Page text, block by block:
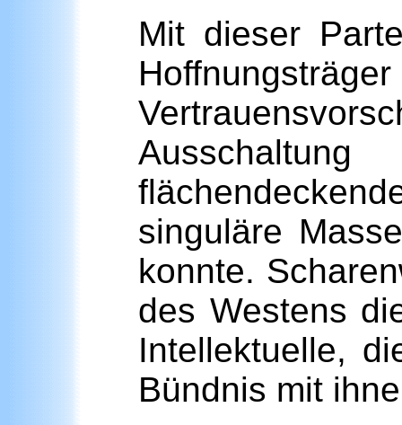
Mit dieser
singuläre
konnte.
des Westens
Intellektuelle,
Bündnis mit